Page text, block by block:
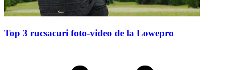
Top 3 rucsacuri foto-video de la Lowepro